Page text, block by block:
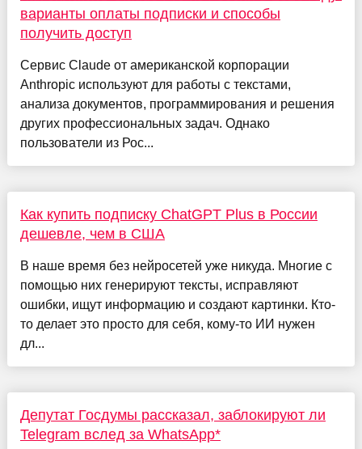
варианты оплаты подписки и способы
получить доступ
Сервис Claude от американской корпорации
Anthropic используют для работы с текстами,
анализа документов, программирования и решения
других профессиональных задач. Однако
пользователи из Рос...
Как купить подписку ChatGPT Plus в России
дешевле, чем в США
В наше время без нейросетей уже никуда. Многие с
помощью них генерируют тексты, исправляют
ошибки, ищут информацию и создают картинки. Кто-
то делает это просто для себя, кому-то ИИ нужен
дл...
Депутат Госдумы рассказал, заблокируют ли
Telegram вслед за WhatsApp*